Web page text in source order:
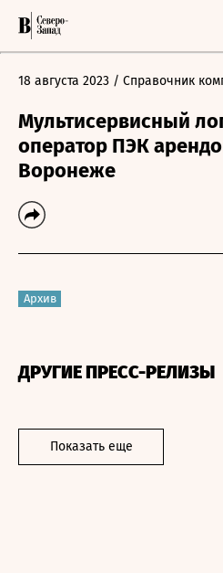
18 августа 2023 / Справочник
Мультисервисный
оператор ПЭК
Воронеже
Архив
ДРУГИЕ ПРЕСС-РЕЛИЗЫ
Показать еще